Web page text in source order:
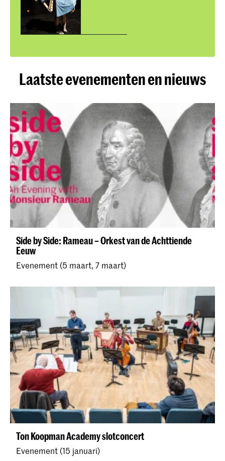
Laatste evenementen en nieuws
Side by Side: Rameau – Orkest van de Achttiende
Eeuw
Evenement (5 maart, 7 maart)
Ton Koopman Academy slotconcert
Evenement (15 januari)